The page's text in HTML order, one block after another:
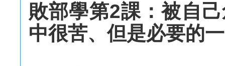
敗部學第2課：被自
中很苦、但是必要的